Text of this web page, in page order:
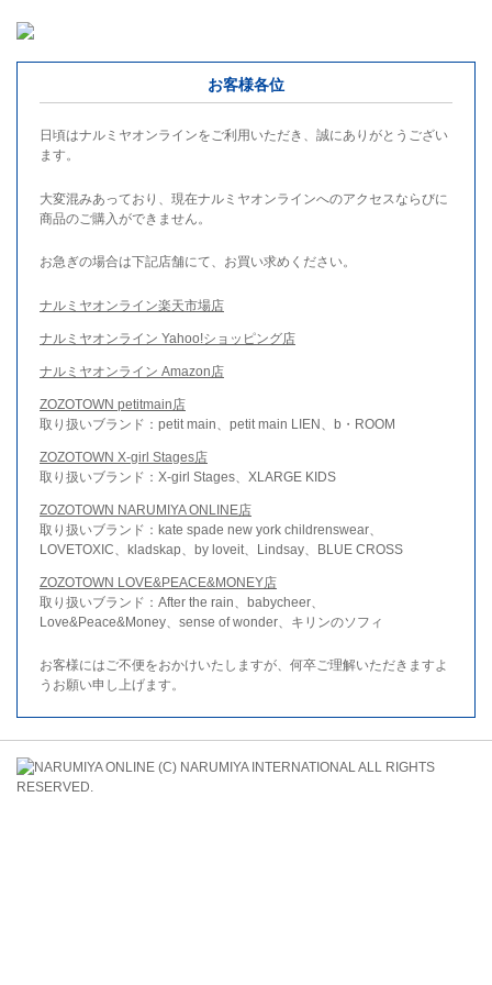
お客様各位
日頃はナルミヤオンラインをご利用いただき、誠にありがとうござい
ます。
大変混みあっており、現在ナルミヤオンラインへのアクセスならびに
商品のご購入ができません。
お急ぎの場合は下記店舗にて、お買い求めください。
ナルミヤオンライン楽天市場店
ナルミヤオンライン Yahoo!ショッピング店
ナルミヤオンライン Amazon店
ZOZOTOWN petitmain店
取り扱いブランド：petit main、petit main LIEN、b・ROOM
ZOZOTOWN X-girl Stages店
取り扱いブランド：X-girl Stages、XLARGE KIDS
ZOZOTOWN NARUMIYA ONLINE店
取り扱いブランド：kate spade new york childrenswear、
LOVETOXIC、kladskap、by loveit、Lindsay、BLUE CROSS
ZOZOTOWN LOVE&PEACE&MONEY店
取り扱いブランド：After the rain、babycheer、
Love&Peace&Money、sense of wonder、キリンのソフィ
お客様にはご不便をおかけいたしますが、何卒ご理解いただきますよ
うお願い申し上げます。